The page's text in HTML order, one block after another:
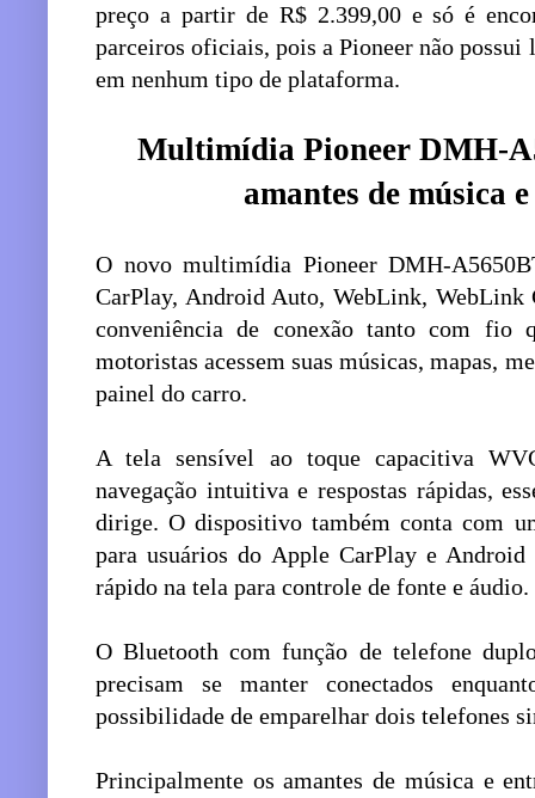
preço a partir de R$ 2.399,00 e só é
parceiros oficiais, pois a Pioneer não
em nenhum tipo de plataforma.
Multimídia Pioneer DMH-
amantes de música
O novo multimídia Pioneer DMH-
CarPlay, Android Auto, WebLink, WebLink
conveniência de conexão tanto com fio
motoristas acessem suas músicas, mapas,
painel do carro.
A tela sensível ao toque capacitiva
navegação intuitiva e respostas rápidas,
dirige. O dispositivo também conta com
para usuários do Apple CarPlay e
rápido na tela para controle de fonte e áudio.
O Bluetooth com função de telefone
precisam se manter conectados
possibilidade de emparelhar dois telefones
Principalmente os amantes de música e